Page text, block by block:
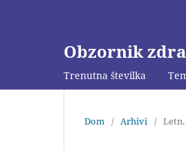
Obzornik
Trenutna številka
Dom / Arhivi / Letn.